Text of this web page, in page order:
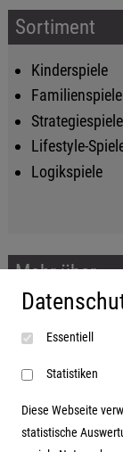
Sortiment
Kinderspiele
Familienspiele
Strategiespiele
Lifestyle-
Logikspiele
Mehr über...
Impressum
AGBEssentiell
Statistiken
Diese Webseite
statistische